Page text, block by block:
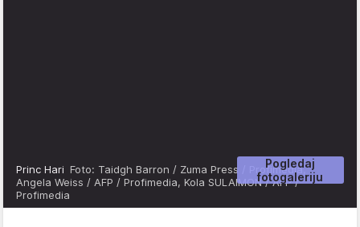
Pogledaj
fotogaleriju
Princ Hari Foto: Taidgh Barron / Zuma Press / Profimedia,
Angela Weiss / AFP / Profimedia, Kola SULAIMON / AFP /
Profimedia